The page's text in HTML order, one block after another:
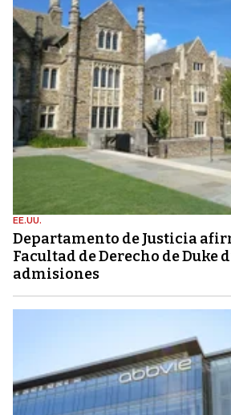
EE.UU.
Departamento de Justicia
Facultad de Derecho de Duke
admisiones